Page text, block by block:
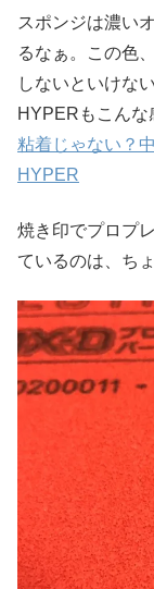
スポンジは濃い
るなぁ。この色
しないといけな
HYPERもこんな
粘着じゃない？
HYPER
焼き印でプロプ
ているのは、ち